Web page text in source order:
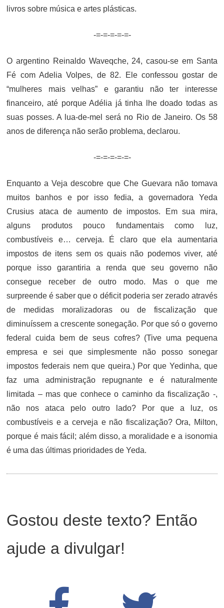
livros sobre música e artes plásticas.
-=-=-=-=-=-
O argentino Reinaldo Waveqche, 24, casou-se em Santa
Fé com Adelia Volpes, de 82. Ele confessou gostar de
“mulheres mais velhas” e garantiu não ter interesse
financeiro, até porque Adélia já tinha lhe doado todas as
suas posses. A lua-de-mel será no Rio de Janeiro. Os 58
anos de diferença não serão problema, declarou.
-=-=-=-=-=-
Enquanto a Veja descobre que Che Guevara não tomava
muitos banhos e por isso fedia, a governadora Yeda
Crusius ataca de aumento de impostos. Em sua mira,
alguns produtos pouco fundamentais como luz,
combustíveis e… cerveja. É claro que ela aumentaria
impostos de itens sem os quais não podemos viver, até
porque isso garantiria a renda que seu governo não
consegue receber de outro modo. Mas o que me
surpreende é saber que o déficit poderia ser zerado através
de medidas moralizadoras ou de fiscalização que
diminuíssem a crescente sonegação. Por que só o governo
federal cuida bem de seus cofres? (Tive uma pequena
empresa e sei que simplesmente não posso sonegar
impostos federais nem que queira.) Por que Yedinha, que
faz uma administração repugnante e é naturalmente
limitada – mas que conhece o caminho da fiscalização -,
não nos ataca pelo outro lado? Por que a luz, os
combustíveis e a cerveja e não fiscalização? Ora, Milton,
porque é mais fácil; além disso, a moralidade e a isonomia
é uma das últimas prioridades de Yeda.
Gostou deste texto? Então
ajude a divulgar!